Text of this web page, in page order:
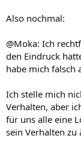
Also nochmal:
@Moka: Ich
den Eindruck
habe mich falsch
Ich stelle mich
Verhalten, aber
für uns alle eine
sein Verhalten zu